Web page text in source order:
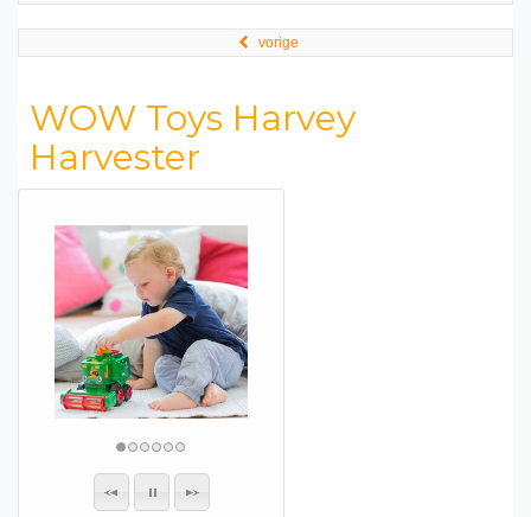
vorige
WOW Toys Harvey
Harvester